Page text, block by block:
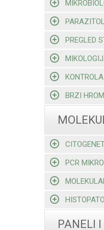
PREGLED
BRZI
PCR
PANELI